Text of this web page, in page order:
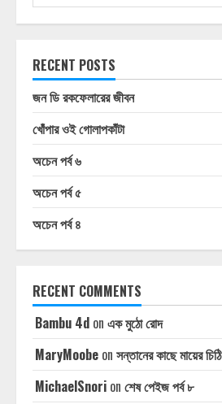
RECENT POSTS
জন ডি রকফেলারের জীবন
খোঁপার ওই গোলাপকাঁটা
অচেন পর্ব ৬
অচেন পর্ব ৫
অচেন পর্ব ৪
RECENT COMMENTS
Bambu 4d on এক মুঠো রোদ
MaryMoobe on সন্তানের কাছে মায়ের চিঠি
MichaelSnori on শেষ পেইজ পর্ব ৮